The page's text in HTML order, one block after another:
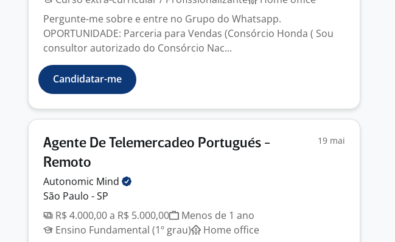
Pergunte-me sobre e entre no Grupo do Whatsapp.
OPORTUNIDADE: Parceria para Vendas (Consórcio Honda ( Sou
consultor autorizado do Consórcio Nac...
Candidatar-me
Agente De Telemercadeo Portugués -
Remoto
19 mai
Autonomic Mind
São Paulo - SP
R$ 4.000,00 a R$ 5.000,00
Menos de 1 ano
Ensino Fundamental (1º grau)
Home office